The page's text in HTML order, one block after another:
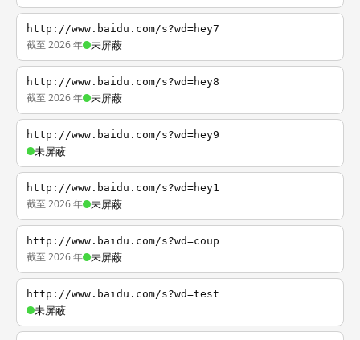
http://www.baidu.com/s?wd=hey7
截至 2026 年 未屏蔽
http://www.baidu.com/s?wd=hey8
截至 2026 年 未屏蔽
http://www.baidu.com/s?wd=hey9
未屏蔽
http://www.baidu.com/s?wd=hey1
截至 2026 年 未屏蔽
http://www.baidu.com/s?wd=coup
截至 2026 年 未屏蔽
http://www.baidu.com/s?wd=test
未屏蔽